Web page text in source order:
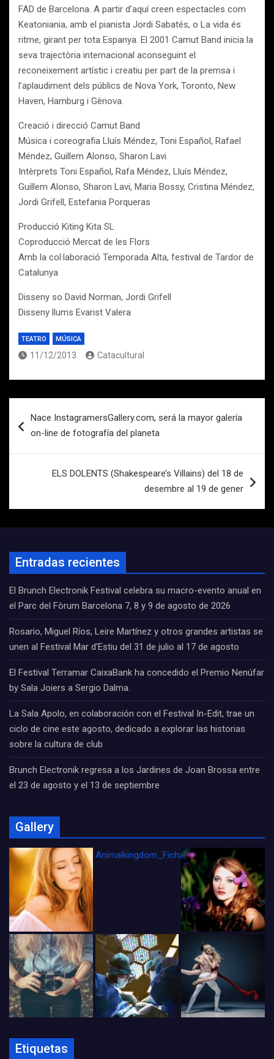
FAD de Barcelona. A partir d’aquí creen espectacles com
Keatoniania, amb el pianista Jordi Sabatés, o La vida és
ritme, girant per tota Espanya. El 2001 Camut Band inicia la
seva trajectòria internacional aconseguint el
reconeixement artístic i creatiu per part de la premsa i
l’aplaudiment dels públics de Nova York, Toronto, New
Haven, Hamburg i Gènova.
Creació i direcció Camut Band
Música i coreografia Lluís Méndez, Toni Español, Rafael
Méndez, Guillem Alonso, Sharon Lavi
Intèrprets Toni Español, Rafa Méndez, Lluís Méndez,
Guillem Alonso, Sharon Lavi, Maria Bossy, Cristina Méndez,
Jordi Grifell, Estefania Porqueras
Producció Kiting Kita SL
Coproducció Mercat de les Flors
Amb la col·laboració Temporada Alta, festival de Tardor de
Catalunya
Disseny so David Norman, Jordi Grifell
Disseny llums Evarist Valera
TEATRO MÚSICA
11/12/2013 Catacultural
de
Nace InstagramersGallery.com, será la mayor galería
on-line de fotografía del planeta
ELS DOLENTS (Shakespeare’s Villains) del 18 de
desembre al 19 de gener
Entradas recientes
El Brunch Electronik Festival celebra su macro-evento anual en
el Parc del Fòrum Barcelona 7, 8 y 9 de agosto de 2026
Rosario, Miguel Ríos, Leire Martínez y otros grandes artistas se
unen al Festival Mar d’Estiu del 31 de julio al 17 de agosto
El Festival Terramar CaixaBank ha concedido el Premio Nenúfar
by Sala Joiers a Sergio Dalma.
La Sala Apolo, en colaboración con el Festival In-Edit, trae un
ciclo de cine este agosto, dedicado a explorar las historias
sobre la cultura de club
Brunch Electronik regresa a los Jardines de Joan Brossa entre
el 23 de agosto y el 13 de septiembre
Gallery
Animalkingdom_FichaCine
Etiquetas